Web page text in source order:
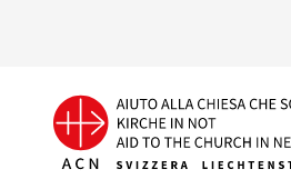
RD del Congo